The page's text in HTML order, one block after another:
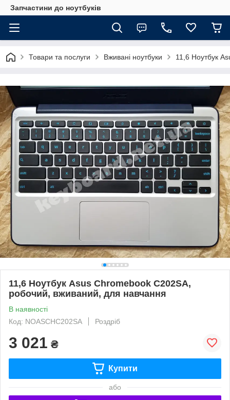
Запчастини до ноутбуків
Товари та послуги Вживані ноутбуки 11,6 Ноутбук
11,6 Ноутбук Asus Chromebook C202SA,
робочий, вживаний, для навчання
В наявності
Код: NOASCHC202SA
Роздріб
3 021 ₴
Купити
або